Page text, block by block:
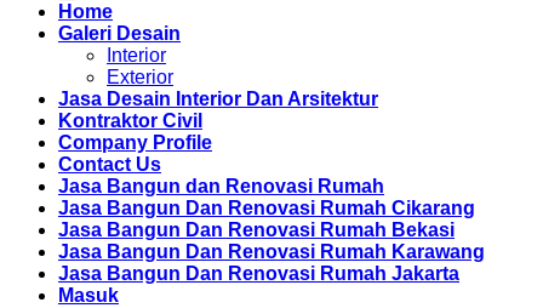
Home
Galeri Desain
Interior
Exterior
Jasa Desain Interior Dan Arsitektur
Kontraktor Civil
Company Profile
Contact Us
Jasa Bangun dan Renovasi Rumah
Jasa Bangun Dan Renovasi Rumah Cikarang
Jasa Bangun Dan Renovasi Rumah Bekasi
Jasa Bangun Dan Renovasi Rumah Karawang
Jasa Bangun Dan Renovasi Rumah Jakarta
Masuk